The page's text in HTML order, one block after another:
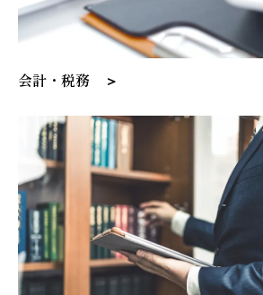
会計・税務 ＞